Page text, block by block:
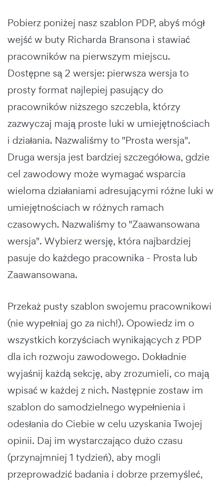
Pobierz poniżej nasz szablon PDP, abyś mógł
wejść w buty Richarda Bransona i stawiać
pracowników na pierwszym miejscu.
Dostępne są 2 wersje: pierwsza wersja to
prosty format najlepiej pasujący do
pracowników niższego szczebla, którzy
zazwyczaj mają proste luki w umiejętnościach
i działania. Nazwaliśmy to "Prosta wersja".
Druga wersja jest bardziej szczegółowa, gdzie
cel zawodowy może wymagać wsparcia
wieloma działaniami adresującymi różne luki w
umiejętnościach w różnych ramach
czasowych. Nazwaliśmy to "Zaawansowana
wersja". Wybierz wersję, która najbardziej
pasuje do każdego pracownika - Prosta lub
Zaawansowana.
Przekaż pusty szablon swojemu pracownikowi
(nie wypełniaj go za nich!). Opowiedz im o
wszystkich korzyściach wynikających z PDP
dla ich rozwoju zawodowego. Dokładnie
wyjaśnij każdą sekcję, aby zrozumieli, co mają
wpisać w każdej z nich. Następnie zostaw im
szablon do samodzielnego wypełnienia i
odesłania do Ciebie w celu uzyskania Twojej
opinii. Daj im wystarczająco dużo czasu
(przynajmniej 1 tydzień), aby mogli
przeprowadzić badania i dobrze przemyśleć,